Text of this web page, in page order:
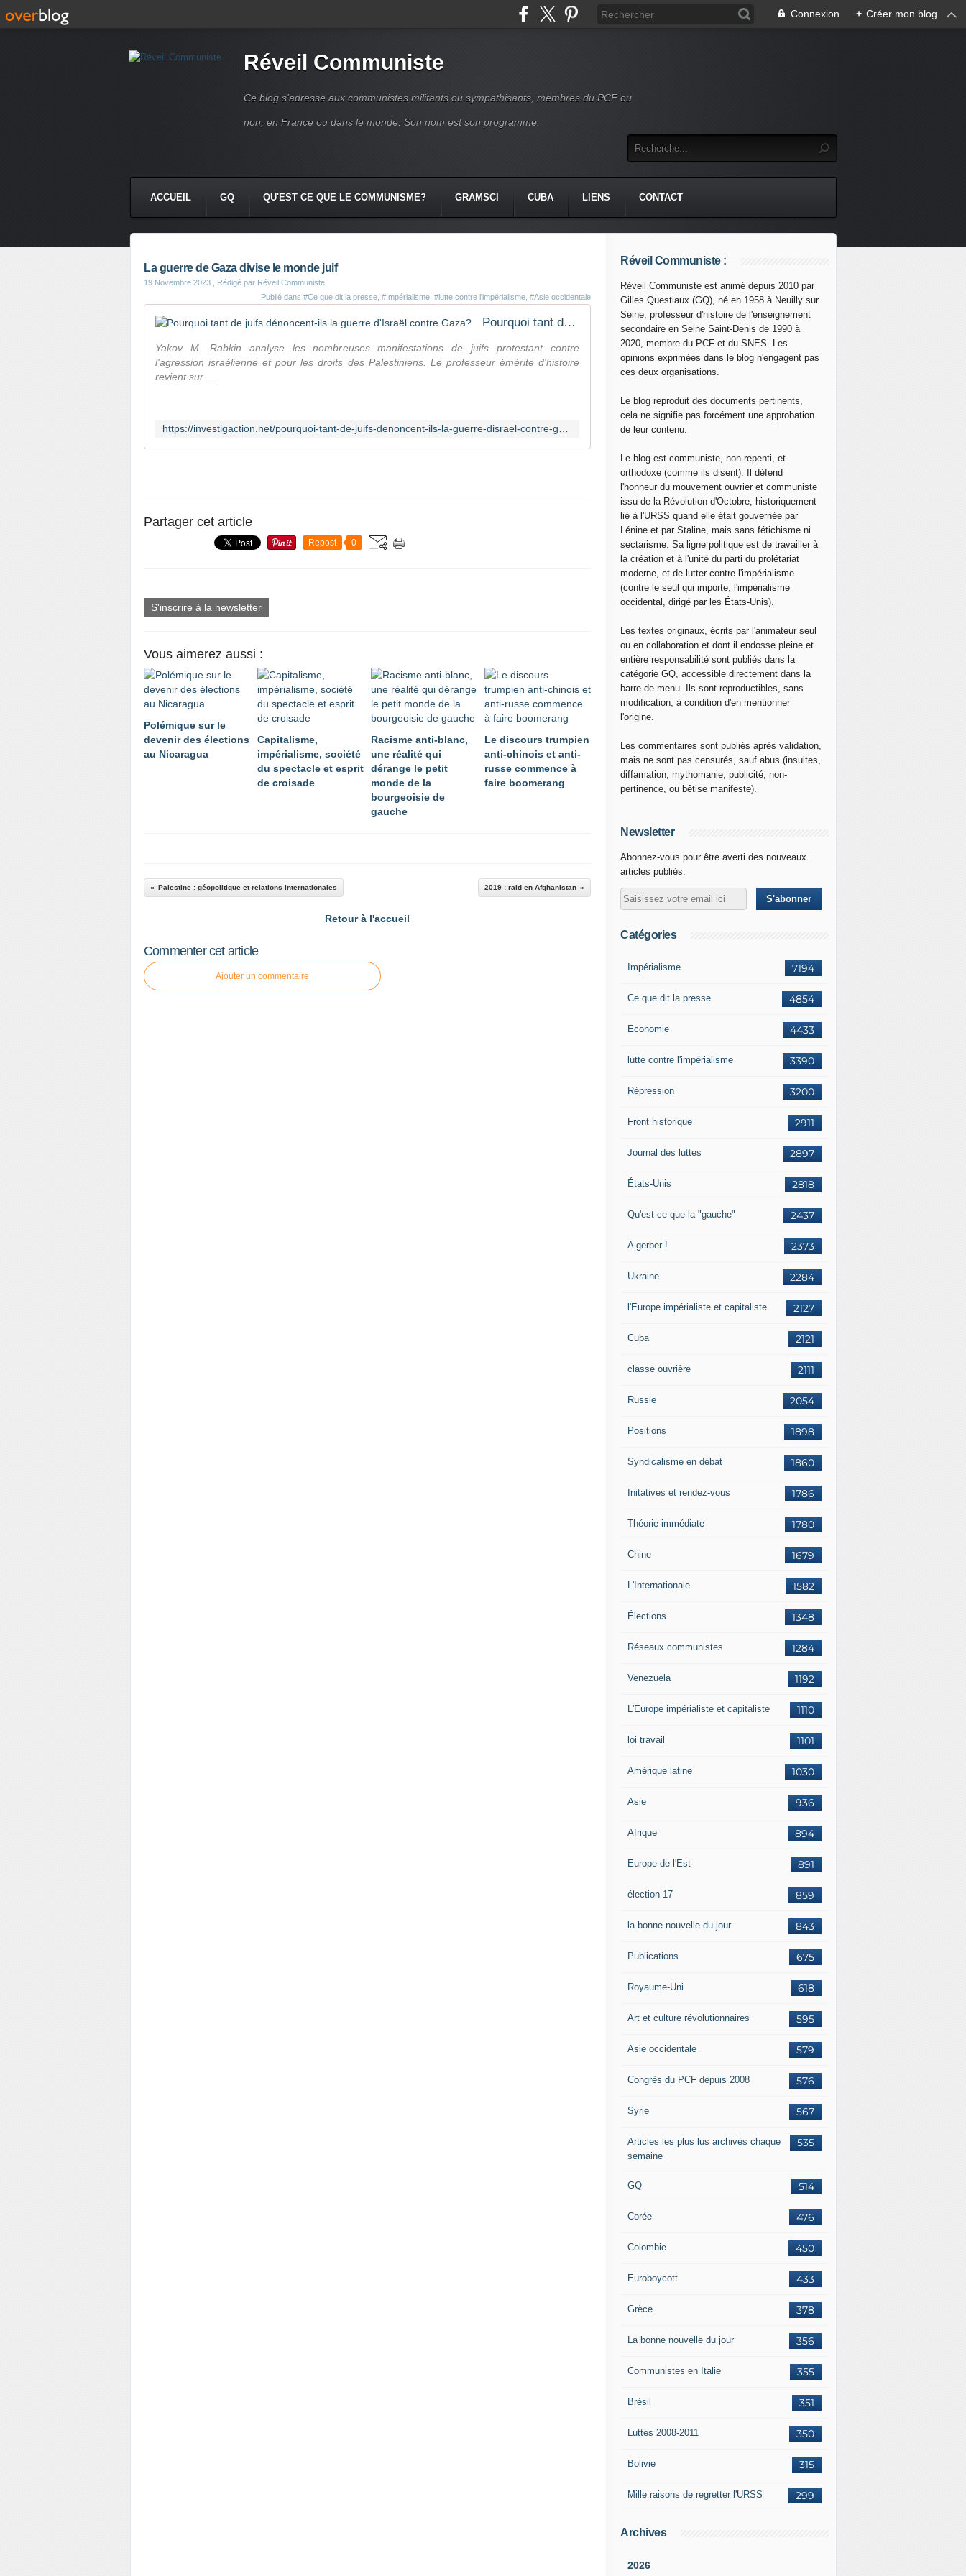
Connexion + Créer mon blog
Réveil Communiste
Ce blog s'adresse aux communistes militants ou sympathisants, membres du PCF ou
non, en France ou dans le monde. Son nom est son programme.
ACCUEIL GQ QU'EST CE QUE LE COMMUNISME? GRAMSCI CUBA LIENS CONTACT
La guerre de Gaza divise le monde juif
19 Novembre 2023 , Rédigé par Réveil Communiste
Publié dans #Ce que dit la presse #Impérialisme #lutte contre l'impérialisme #Asie occidentale
Pourquoi tant de juifs dénoncent-ils la guerre d'Israël contre Gaza?
Yakov M. Rabkin analyse les nombreuses manifestations de juifs protestant contre
l'agression israélienne et pour les droits des Palestiniens. Le professeur émérite d'histoire
revient sur ...
Partager cet article
Repost 0
S'inscrire à la newsletter
Vous aimerez aussi :
Polémique sur le
devenir des élections
au Nicaragua
Capitalisme,
impérialisme, société
du spectacle et esprit
de croisade
Racisme anti-blanc,
une réalité qui
dérange le petit
monde de la
bourgeoisie de
gauche
Le discours trumpien
anti-chinois et anti-
russe commence à
faire boomerang
Palestine : géopolitique et relations internationales 2019 : raid en Afghanistan
Retour à l'accueil
Commenter cet article
Ajouter un commentaire
Réveil Communiste :
Réveil Communiste est animé depuis 2010 par
Gilles Questiaux (GQ), né en 1958 à Neuilly sur
Seine, professeur d'histoire de l'enseignement
secondaire en Seine Saint-Denis de 1990 à
2020, membre du PCF et du SNES. Les
opinions exprimées dans le blog n'engagent pas
ces deux organisations.
Le blog reproduit des documents pertinents,
cela ne signifie pas forcément une approbation
de leur contenu.
Le blog est communiste, non-repenti, et
orthodoxe (comme ils disent). Il défend
l'honneur du mouvement ouvrier et communiste
issu de la Révolution d'Octobre, historiquement
lié à l'URSS quand elle était gouvernée par
Lénine et par Staline, mais sans fétichisme ni
sectarisme. Sa ligne politique est de travailler à
la création et à l'unité du parti du prolétariat
moderne, et de lutter contre l'impérialisme
(contre le seul qui importe, l'impérialisme
occidental, dirigé par les États-Unis).
Les textes originaux, écrits par l'animateur seul
ou en collaboration et dont il endosse pleine et
entière responsabilité sont publiés dans la
catégorie GQ, accessible directement dans la
barre de menu. Ils sont reproductibles, sans
modification, à condition d'en mentionner
l'origine.
Les commentaires sont publiés après validation,
mais ne sont pas censurés, sauf abus (insultes,
diffamation, mythomanie, publicité, non-
pertinence, ou bêtise manifeste).
Newsletter
Abonnez-vous pour être averti des nouveaux
articles publiés.
Catégories
7194
Impérialisme
4854
Ce que dit la presse
4433
Economie
3390
lutte contre l'impérialisme
3200
Répression
2911
Front historique
2897
Journal des luttes
2818
États-Unis
2437
Qu'est-ce que la "gauche"
2373
A gerber !
2284
Ukraine
2127
l'Europe impérialiste et capitaliste
2121
Cuba
2111
classe ouvrière
2054
Russie
1898
Positions
1860
Syndicalisme en débat
1786
Initatives et rendez-vous
1780
Théorie immédiate
1679
Chine
1582
L'Internationale
1348
Élections
1284
Réseaux communistes
1192
Venezuela
1110
L'Europe impérialiste et capitaliste
1101
loi travail
1030
Amérique latine
936
Asie
894
Afrique
891
Europe de l'Est
859
élection 17
843
la bonne nouvelle du jour
675
Publications
618
Royaume-Uni
595
Art et culture révolutionnaires
579
Asie occidentale
576
Congrès du PCF depuis 2008
567
Syrie
535
Articles les plus lus archivés chaque
semaine
514
GQ
476
Corée
450
Colombie
433
Euroboycott
378
Grèce
356
La bonne nouvelle du jour
355
Communistes en Italie
351
Brésil
350
Luttes 2008-2011
315
Bolivie
299
Mille raisons de regretter l'URSS
Archives
2026